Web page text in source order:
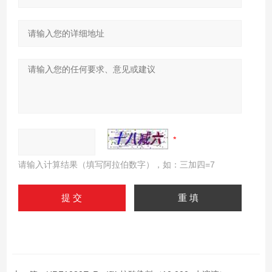
请输入计算结果（填写阿拉伯数字），如：三加四=7